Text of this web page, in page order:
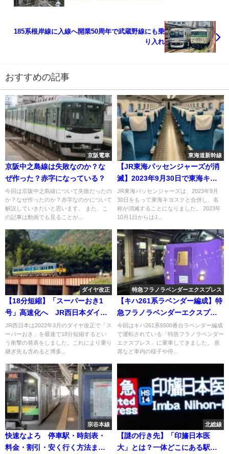
185系根岸線に入線へ開業50周年で武蔵野線にも乗
り入れ
おすすめの記事
京阪電車
京阪中之島線は失敗なのか？な
ぜ作った？赤字になっている？
今回は京阪中之島線について失敗だったの
か？なぜ作ったのか？赤字なのかについて
解説していきたいと思います。 また、こ
の記事は動画でも見ることが...
東海道新幹線
【JR東海パッセンジャーズが消
滅】2023年9月30日で東海キヨ
スクと合併 新会社はJR東海リ
テイリング・プラス
JR東海パッセンジャーズは、2023年9月
30日をもって東海キヨスクと合併し、名
称が消滅することになりました。 2023年
10月1日からはJ...
ダイヤ改正
【18分短縮】「スーパーおき1
号」高速化へ JR西日本ダイヤ
改正2022年3月
JR西日本は2022年3月のダイヤ改正で「ス
ーパーおき」を最速で18分短縮するとい
う衝撃の発表をしました。これにより乗り
継ぎ先も含めると博多...
特急フラノラベンダーエクスプレス
【キハ261系ラベンダー編成】特
急フラノラベンダーエクスプレ
スに乗車 車内・停車駅・割引
などまとめ
今回はキハ261系5500番台ラベンダー編成
で運転されている「特急フラノラベンダー
エクスプレス」に乗車してきました。 座
席など車内の様子や停...
宗谷本線
快速なよろ 停車駅・時刻表・
料金・割引・安く行く方法まと
北総線
【謎の行き先】「印旛日本医
大」とは？一体どこにある駅？